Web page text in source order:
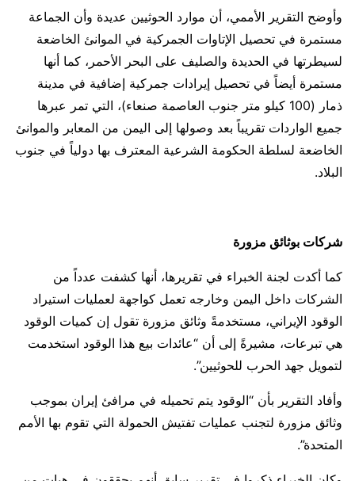
وأوضح التقرير الأممي، أن موارد الحوثيين عديدة وأن الجماعة
مستمرة في تحصيل الإتاوات الجمركية في الموانئ الخاضعة
لسيطرتها في الحديدة والصليف على البحر الأحمر، كما أنها
مستمرة أيضاً في تحصيل إيرادات جمركية إضافية في مدينة
ذمار (100 كيلو متر جنوب العاصمة صنعاء)، التي تمر عبرها
جميع الواردات تقريباً بعد وصولها إلى اليمن من المعابر والموانئ
الخاضعة لسلطة الحكومة الشرعية المعترف بها دولياً في جنوب
البلاد.
شركات بوثائق مزورة
كما أكدت لجنة الخبراء في تقريرها، أنها كشفت عدداً من
الشركات داخل اليمن وخارجه تعمل كواجهة لعمليات استيراد
الوقود الإيراني، مستخدمةً وثائق مزورة تقول إن كميات الوقود
هي تبرعات، مشيرةً إلى أن “عائدات بيع هذا الوقود استخدمت
لتمويل جهد الحرب للحوثيين”.
وأفاد التقرير بأن “الوقود يتم تحميله في مرافئ إيران بموجب
وثائق مزورة لتجنب عمليات تفتيش الحمولة التي تقوم بها الأمم
المتحدة”.